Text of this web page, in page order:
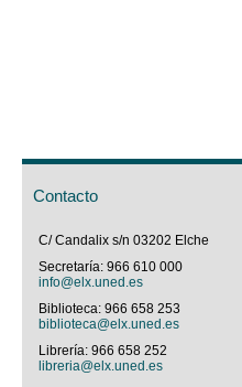
Contacto
C/ Candalix s/n 03202 Elche
Secretaría: 966 610 000
info@elx.uned.es
Biblioteca: 966 658 253
biblioteca@elx.uned.es
Librería: 966 658 252
libreria@elx.uned.es